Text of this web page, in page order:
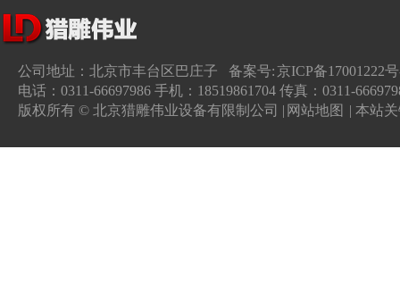
公司地址：北京市丰台区巴庄子 备案号:京ICP备17001222
电话：0311-66697986 手机：18519861704 传真：0311-
版权所有 © 北京猎雕伟业设备有限制公司 | 网站地图 | 本站